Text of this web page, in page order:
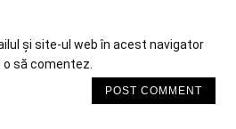
și site-ul web în acest navigator
să comentez.